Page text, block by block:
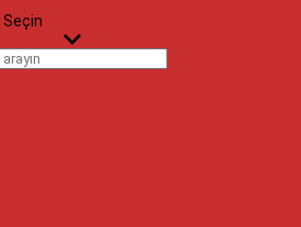
Seçin